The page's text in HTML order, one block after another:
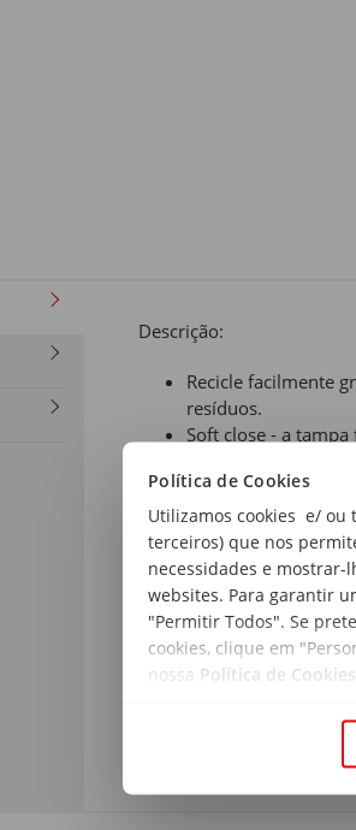
Política de Cookies
Utilizamos cookies e/ ou
terceiros) que nos
necessidades e mostrar-
websites. Para garantir
"Permitir Todos". Se
cookies, clique em
nossa Política de Cookies
Descrição:
Recicle facilmente
resíduos.
Soft close - a
Bolsas sempre à
Evita o efeito
perfeitamente a
Espaçoso - grande
Higiênico - nada
Economize espaço
Amigo da Terra -
Uma escolha
A marca Brabantia traz
produtos de
as tarefas simples do
Tipo de produto: